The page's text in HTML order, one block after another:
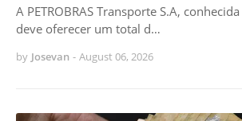
A PETROBRAS Transporte S.A,
deve oferecer um total d…
by Josevan - August 06, 2026